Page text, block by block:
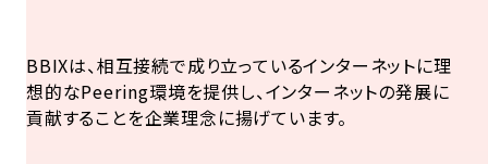
BBIXは、相互接続で成り立っているインターネットに理
想的なPeering環境を提供し、インターネットの発展に
貢献することを企業理念に揚げています。